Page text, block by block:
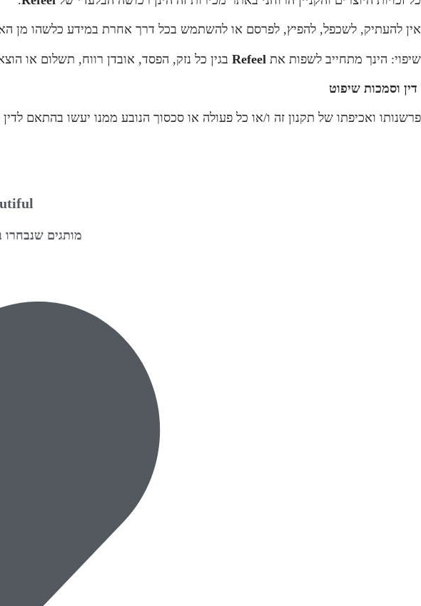
אין להעתיק, לשכפל, להפיץ, לפרסם או להשתמש בכל דרך אחרת במידע כלשהו מן
שיפוי: הינך מתחייב לשפות את Refeel בגין כל נזק, הפסד, אובדן רווח, תשלום או
דין וסמכות שיפוט
פרשנותו ואכיפתו של תקנון זה ו/או כל פעולה או סכסוך הנובע ממנו יעשו בהתאם
מותגים שנבחרו